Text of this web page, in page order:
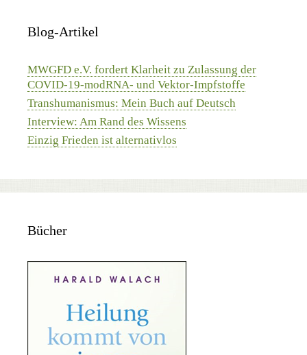
Blog-Artikel
MWGFD e.V. fordert Klarheit zu Zulassung der
COVID-19-modRNA- und Vektor-Impfstoffe
Transhumanismus: Mein Buch auf Deutsch
Interview: Am Rand des Wissens
Einzig Frieden ist alternativlos
Bücher